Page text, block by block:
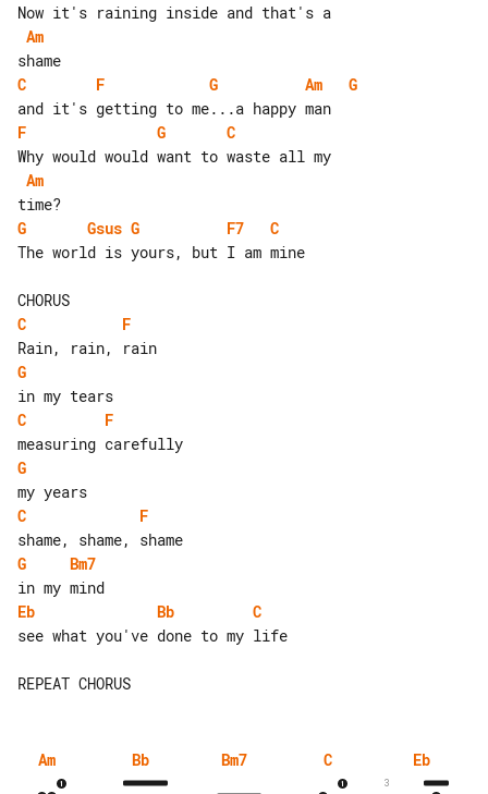
Am
C
F G Am
G
F
G
C
Am
G
Gsus G F7
C
The world is yours, but I am mine
C
F
G
C
F
G
C
F
G
Bm7
Eb
Bb
C
see what you've done to my life
Am Bb Bm7 C Eb
3